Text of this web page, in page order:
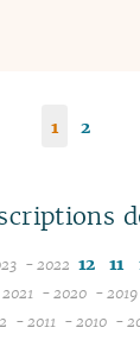
1 2
- 2022 12 11
- 2020 - 2019
- 2011 - 2010 -